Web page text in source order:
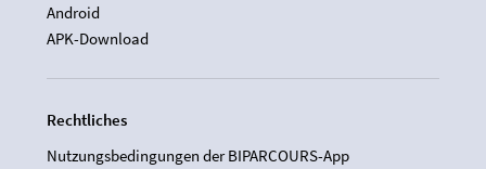
Android
APK-Download
Rechtliches
Nutzungsbedingungen der BIPARCOURS-App